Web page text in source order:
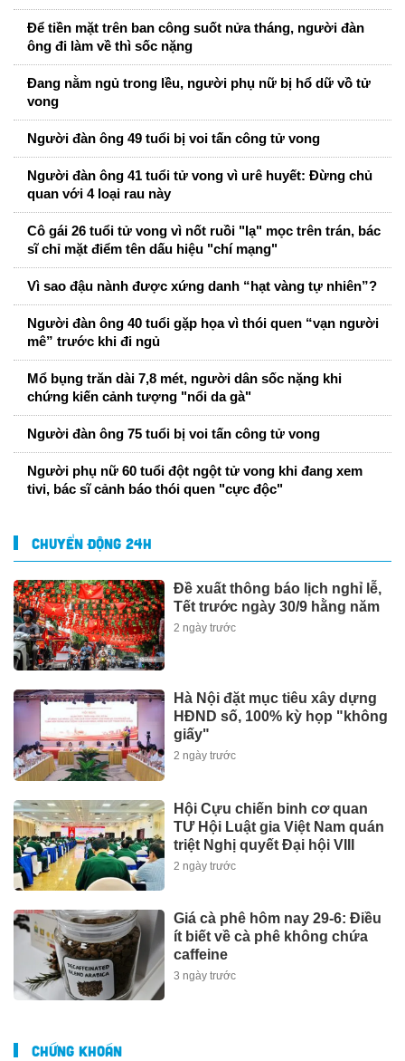
Để tiền mặt trên ban công suốt nửa tháng, người đàn
ông đi làm về thì sốc nặng
Đang nằm ngủ trong lều, người phụ nữ bị hổ dữ vồ tử
vong
Người đàn ông 49 tuổi bị voi tấn công tử vong
Người đàn ông 41 tuổi tử vong vì urê huyết: Đừng chủ
quan với 4 loại rau này
Cô gái 26 tuổi tử vong vì nốt ruồi "lạ" mọc trên trán, bác
sĩ chỉ mặt điểm tên dấu hiệu "chí mạng"
Vì sao đậu nành được xứng danh “hạt vàng tự nhiên”?
Người đàn ông 40 tuổi gặp họa vì thói quen “vạn người
mê” trước khi đi ngủ
Mổ bụng trăn dài 7,8 mét, người dân sốc nặng khi
chứng kiến cảnh tượng "nổi da gà"
Người đàn ông 75 tuổi bị voi tấn công tử vong
Người phụ nữ 60 tuổi đột ngột tử vong khi đang xem
tivi, bác sĩ cảnh báo thói quen "cực độc"
CHUYỂN ĐỘNG 24H
Đề xuất thông báo lịch nghỉ lễ,
Tết trước ngày 30/9 hằng năm
2 ngày trước
Hà Nội đặt mục tiêu xây dựng
HĐND số, 100% kỳ họp "không
giấy"
2 ngày trước
Hội Cựu chiến binh cơ quan
TƯ Hội Luật gia Việt Nam quán
triệt Nghị quyết Đại hội VIII
2 ngày trước
Giá cà phê hôm nay 29-6: Điều
ít biết về cà phê không chứa
caffeine
3 ngày trước
CHỨNG KHOÁN